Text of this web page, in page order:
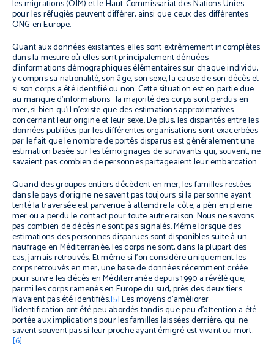
les migrations (OIM) et le Haut-Commissariat des Nations Unies
pour les réfugiés peuvent différer, ainsi que ceux des différentes
ONG en Europe.
Quant aux données existantes, elles sont extrêmement incomplètes
dans la mesure où elles sont principalement dénuées
d’informations démographiques élémentaires sur chaque individu,
y compris sa nationalité, son âge, son sexe, la cause de son décès et
si son corps a été identifié ou non. Cette situation est en partie due
au manque d’informations : la majorité des corps sont perdus en
mer, si bien qu’il n’existe que des estimations approximatives
concernant leur origine et leur sexe. De plus, les disparités entre les
données publiées par les différentes organisations sont exacerbées
par le fait que le nombre de portés disparus est généralement une
estimation basée sur les témoignages de survivants qui, souvent, ne
savaient pas combien de personnes partageaient leur embarcation.
Quand des groupes entiers décèdent en mer, les familles restées
dans le pays d’origine ne savent pas toujours si la personne ayant
tenté la traversée est parvenue à atteindre la côte, a péri en pleine
mer ou a perdu le contact pour toute autre raison. Nous ne savons
pas combien de décès ne sont pas signalés. Même lorsque des
estimations des personnes disparues sont disponibles suite à un
naufrage en Méditerranée, les corps ne sont, dans la plupart des
cas, jamais retrouvés. Et même si l’on considère uniquement les
corps retrouvés en mer, une base de données récemment créée
pour suivre les décès en Méditerranée depuis 1990 a révélé que,
parmi les corps ramenés en Europe du sud, près des deux tiers
n’avaient pas été identifiés.[5]Les moyens d’améliorer
l’identification ont été peu abordés tandis que peu d’attention a été
portée aux implications pour les familles laissées derrière, qui ne
savent souvent pas si leur proche ayant émigré est vivant ou mort.
[6]